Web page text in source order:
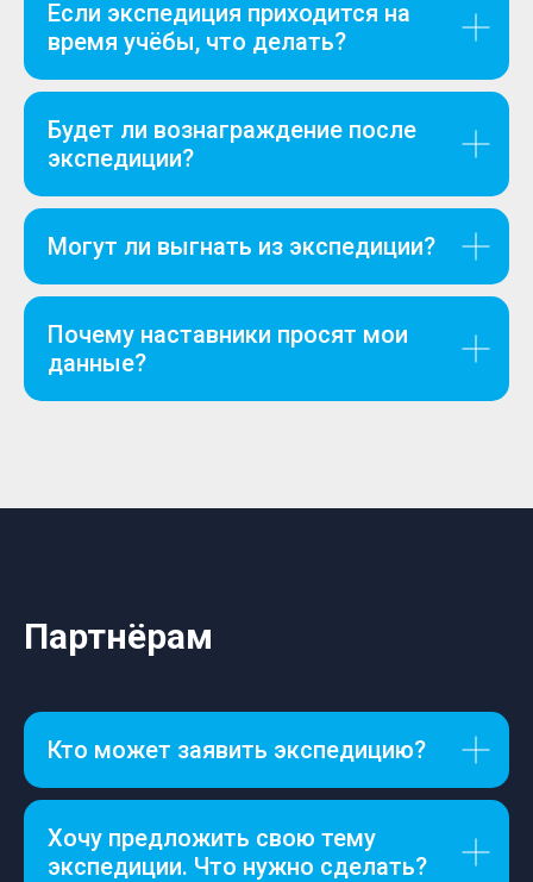
Если экспедиция приходится на
время учёбы, что делать?
Будет ли вознаграждение после
экспедиции?
Могут ли выгнать из экспедиции?
Почему наставники просят мои
данные?
Партнёрам
Кто может заявить экспедицию?
Хочу предложить свою тему
экспедиции. Что нужно сделать?